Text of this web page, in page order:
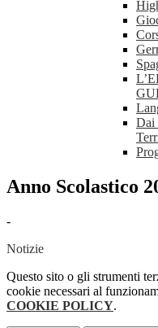
Dai
Anno Scolastico
-
Notizie
Questo sito o gli strumenti
cookie necessari al
COOKIE POLICY.